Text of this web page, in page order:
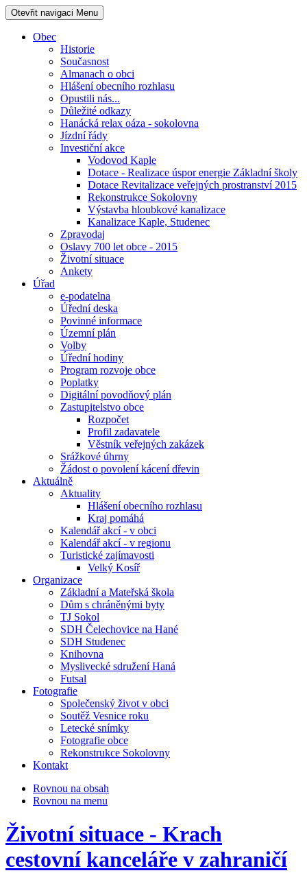
Otevřit navigaci Menu
Obec
Historie
Současnost
Almanach o obci
Hlášení obecního rozhlasu
Opustili nás...
Důležité odkazy
Hanácká relax oáza - sokolovna
Jízdní řády
Investiční akce
Vodovod Kaple
Dotace - Realizace úspor energie Základní školy
Dotace Revitalizace veřejných prostranství 2015
Rekonstrukce Sokolovny
Výstavba hloubkové kanalizace
Kanalizace Kaple, Studenec
Zpravodaj
Oslavy 700 let obce - 2015
Životní situace
Ankety
Úřad
e-podatelna
Úřední deska
Povinné informace
Územní plán
Volby
Úřední hodiny
Program rozvoje obce
Poplatky
Digitální povodňový plán
Zastupitelstvo obce
Rozpočet
Profil zadavatele
Věstník veřejných zakázek
Srážkové úhrny
Žádost o povolení kácení dřevin
Aktuálně
Aktuality
Hlášení obecního rozhlasu
Kraj pomáhá
Kalendář akcí - v obci
Kalendář akcí - v regionu
Turistické zajímavosti
Velký Kosíř
Organizace
Základní a Mateřská škola
Dům s chráněnými byty
TJ Sokol
SDH Čelechovice na Hané
SDH Studenec
Knihovna
Myslivecké sdružení Haná
Futsal
Fotografie
Společenský život v obci
Soutěž Vesnice roku
Letecké snímky
Fotografie obce
Rekonstrukce Sokolovny
Kontakt
Rovnou na obsah
Rovnou na menu
Životní situace - Krach
cestovní kanceláře v zahraničí